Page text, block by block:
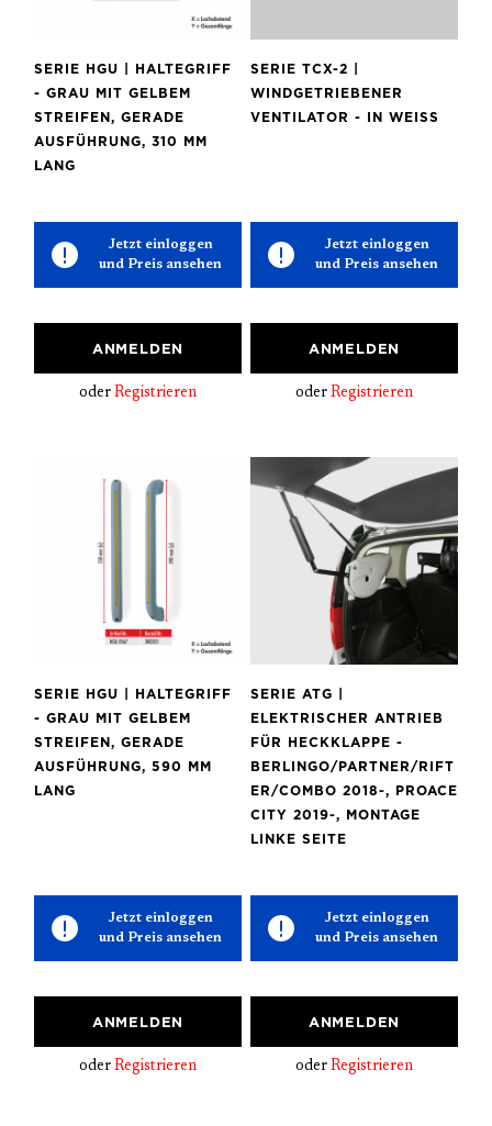
SERIE HGU | HALTEGRIFF
- GRAU MIT GELBEM
STREIFEN, GERADE
AUSFÜHRUNG, 310 MM
LANG
Jetzt einloggen
und Preis ansehen
ANMELDEN
oder Registrieren
SERIE TCX-2 |
WINDGETRIEBENER
VENTILATOR - IN WEISS
Jetzt einloggen
und Preis ansehen
ANMELDEN
oder Registrieren
SERIE HGU | HALTEGRIFF
- GRAU MIT GELBEM
STREIFEN, GERADE
AUSFÜHRUNG, 590 MM
LANG
Jetzt einloggen
und Preis ansehen
ANMELDEN
oder Registrieren
SERIE ATG |
ELEKTRISCHER ANTRIEB
FÜR HECKKLAPPE -
BERLINGO/PARTNER/RIFT
ER/COMBO 2018-, PROACE
CITY 2019-, MONTAGE
LINKE SEITE
Jetzt einloggen
und Preis ansehen
ANMELDEN
oder Registrieren